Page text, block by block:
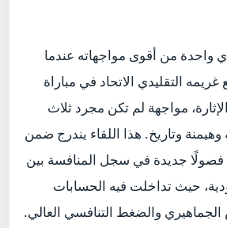
واحدة من أقوى مواجهاته عندما
التقليدي الاتحاد في مباراة
مواجهة لم تكن مجرد ثلاث
وتاريخ. هذا اللقاء يندرج ضمن
فصولًا جديدة في سجل المنافسة بين
حيث تداخلت فيه الحسابات
الجماهيري والضغط التنافسي العالي.